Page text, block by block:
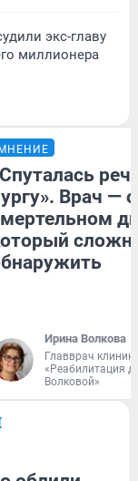
экс-главу
миллионера
Врач — о
Ирина Волкова
Главврач
«Реабилитация
Волковой»